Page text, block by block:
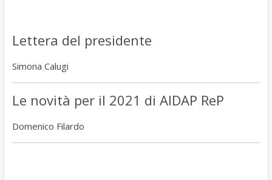
Lettera del presidente
Simona Calugi
Le novità per il 2021 di AIDAP ReP
Domenico Filardo